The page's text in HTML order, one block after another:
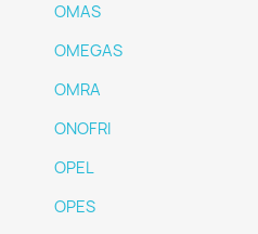
OMAS
OMEGAS
OMRA
ONOFRI
OPEL
OPES